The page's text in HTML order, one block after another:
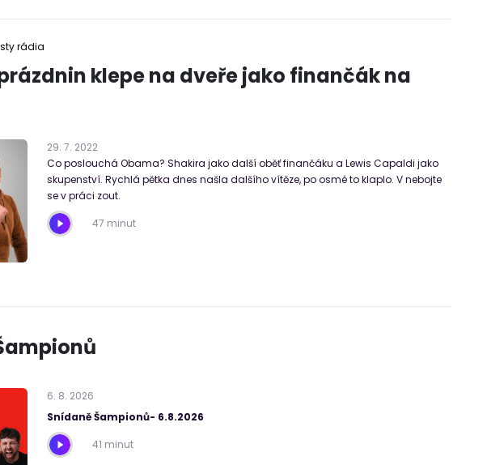
rádia
klepe na dveře jako finančák na
29. 7. 2022
Co poslouchá Obama? Shakira jako další oběť finančáku a Lewis Capaldi jako
skupenství. Rychlá pětka dnes našla dalšího vítěze, po osmé to klaplo. V nebojte
se v práci zout.
47 minut
6. 8. 2026
Snídaně Šampionů- 6.8.2026
41 minut